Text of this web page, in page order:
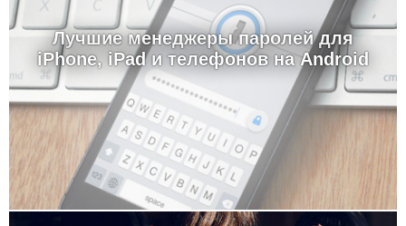
Лучшие менеджеры паролей для
iPhone, iPad и телефонов на Android